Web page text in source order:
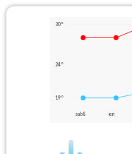
30°
24°
19°
sab 8 ieri